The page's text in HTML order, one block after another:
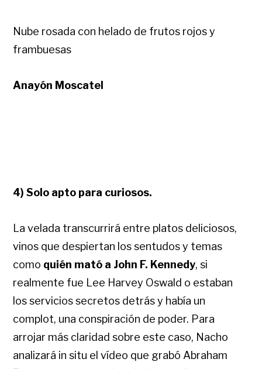
Nube rosada con helado de frutos rojos y
frambuesas
Anayón Moscatel
4) Solo apto para curiosos.
La velada transcurrirá entre platos deliciosos,
vinos que despiertan los sentudos y temas
como quién mató a John F. Kennedy, si
realmente fue Lee Harvey Oswald o estaban
los servicios secretos detrás y había un
complot, una conspiración de poder. Para
arrojar más claridad sobre este caso, Nacho
analizará in situ el vídeo que grabó Abraham